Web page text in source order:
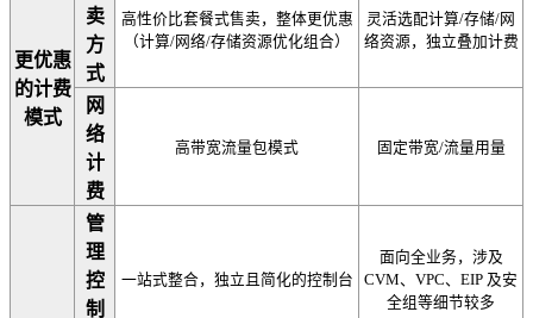
更优惠
的计费
模式
卖
方
式
高性价比套餐式售卖，整体更优惠
（计算/网络/存储资源优化组合）
灵活选配计算/存储/网
络资源，独立叠加计费
网
络
计
费
高带宽流量包模式 固定带宽/流量用量
管
理
控
制
一站式整合，独立且简化的控制台
面向全业务，涉及
CVM、VPC、EIP 及安
全组等细节较多